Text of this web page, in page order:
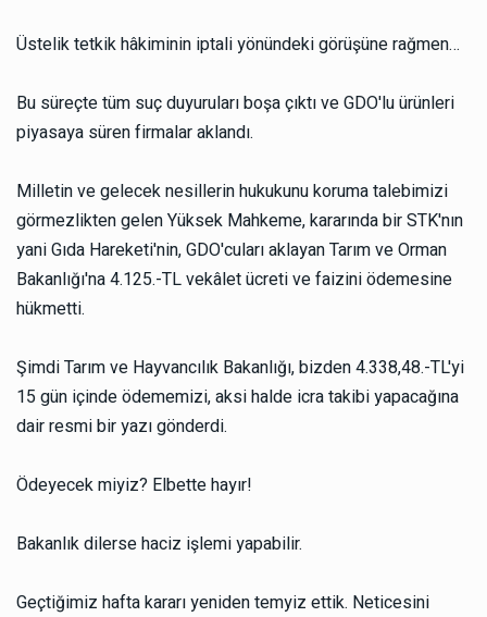
Üstelik tetkik hâkiminin iptali yönündeki görüşüne rağmen…
Bu süreçte tüm suç duyuruları boşa çıktı ve GDO'lu ürünleri
piyasaya süren firmalar aklandı.
Milletin ve gelecek nesillerin hukukunu koruma talebimizi
görmezlikten gelen Yüksek Mahkeme, kararında bir STK'nın
yani Gıda Hareketi'nin, GDO'cuları aklayan Tarım ve Orman
Bakanlığı'na 4.125.-TL vekâlet ücreti ve faizini ödemesine
hükmetti.
Şimdi Tarım ve Hayvancılık Bakanlığı, bizden 4.338,48.-TL'yi
15 gün içinde ödememizi, aksi halde icra takibi yapacağına
dair resmi bir yazı gönderdi.
Ödeyecek miyiz? Elbette hayır!
Bakanlık dilerse haciz işlemi yapabilir.
Geçtiğimiz hafta kararı yeniden temyiz ettik. Neticesini